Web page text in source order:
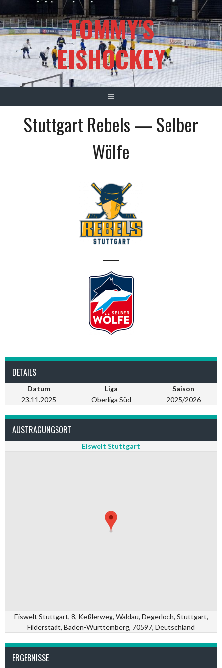
zum
Inhalt
TOMMY'S
EISHOCKEY
Stuttgart Rebels — Selber
Wölfe
—
DETAILS
Datum Liga
Saison
23.11.2025
Oberliga Süd 2025/2026
AUSTRAGUNGSORT
Eiswelt Stuttgart
Eiswelt Stuttgart, 8, Keßlerweg, Waldau, Degerloch, Stuttgart,
Filderstadt, Baden-Württemberg, 70597, Deutschland
ERGEBNISSE